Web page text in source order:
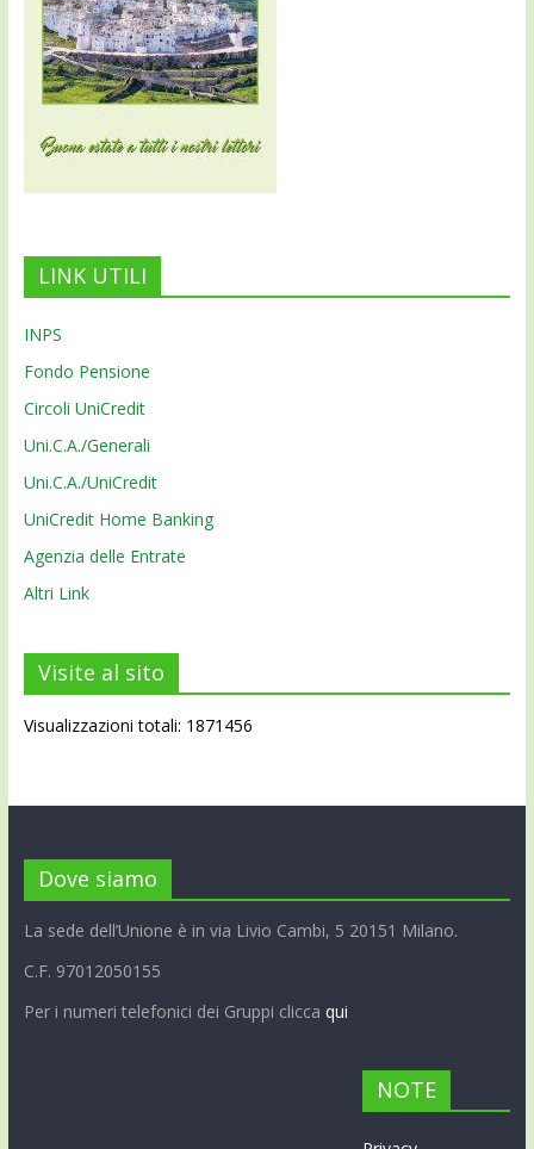
LINK UTILI
INPS
Fondo Pensione
Circoli UniCredit
Uni.C.A./Generali
Uni.C.A./UniCredit
UniCredit Home Banking
Agenzia delle Entrate
Altri Link
Visite al sito
Visualizzazioni totali: 1871456
Dove siamo
La sede dell’Unione è in via Livio Cambi, 5 20151 Milano.
C.F. 97012050155
Per i numeri telefonici dei Gruppi clicca qui
NOTE